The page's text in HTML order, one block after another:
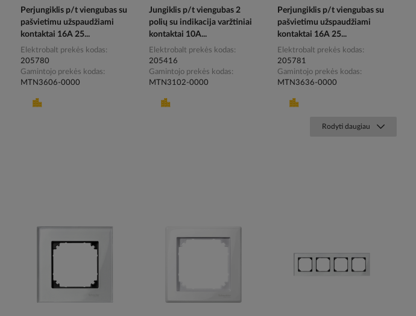
Perjungiklis p/t viengubas su
pašvietimu užspaudžiami
kontaktai 16A 25...
Elektrobalt prekės kodas
205780
Gamintojo prekės kodas
MTN3606-0000
Jungiklis p/t viengubas 2
polių su indikacija varžtiniai
kontaktai 10A...
Elektrobalt prekės kodas
205416
Gamintojo prekės kodas
MTN3102-0000
Perjungiklis p/t viengubas su
pašvietimu užspaudžiami
kontaktai 16A 25...
Elektrobalt prekės kodas
205781
Gamintojo prekės kodas
MTN3636-0000
Rodyti daugiau